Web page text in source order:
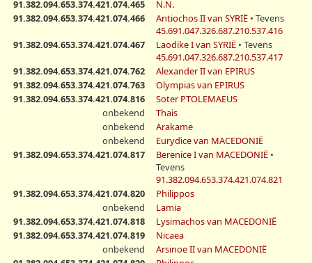
91.382.094.653.374.421.074.465
N.N.
91.382.094.653.374.421.074.466
Antiochos II van SYRIË • Tevens
45.691.047.326.687.210.537.416
91.382.094.653.374.421.074.467
Laodike I van SYRIË • Tevens
45.691.047.326.687.210.537.417
91.382.094.653.374.421.074.762
Alexander II van EPIRUS
91.382.094.653.374.421.074.763
Olympias van EPIRUS
91.382.094.653.374.421.074.816
Soter PTOLEMAEUS
onbekend
Thais
onbekend
Arakame
onbekend
Eurydice van MACEDONIË
91.382.094.653.374.421.074.817
Berenice I van MACEDONIË •
Tevens
91.382.094.653.374.421.074.821
91.382.094.653.374.421.074.820
Philippos
onbekend
Lamia
91.382.094.653.374.421.074.818
Lysimachos van MACEDONIË
91.382.094.653.374.421.074.819
Nicaea
onbekend
Arsinoe II van MACEDONIË